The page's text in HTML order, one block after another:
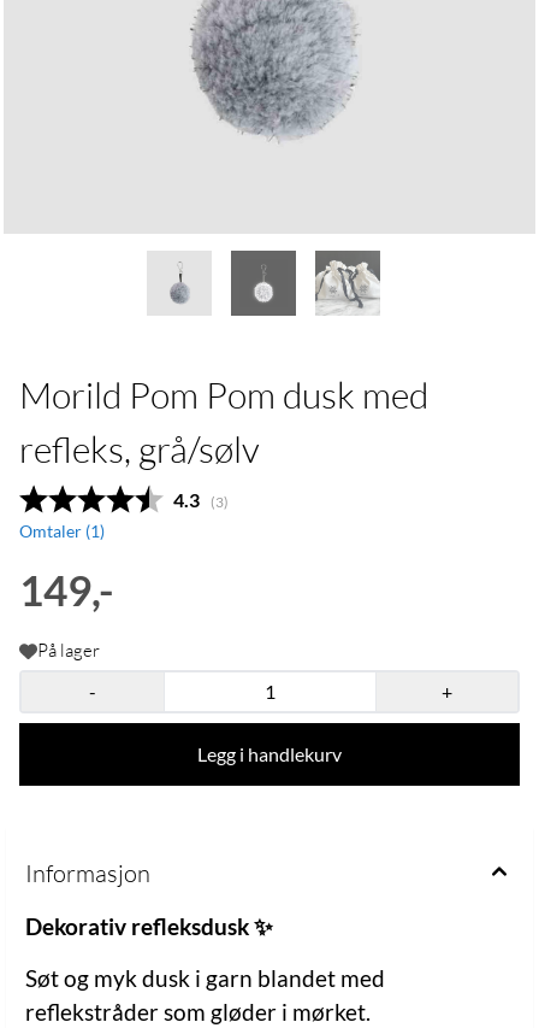
Morild Pom Pom dusk med
refleks, grå/sølv
Gjennomsnittskarakter:
4.3 (stemmer:
3)
Omtaler (1)
149,-
På lager
-
+
Legg i handlekurv
Informasjon
Dekorativ refleksdusk ✨
Søt og myk dusk i garn blandet med
reflekstråder som gløder i mørket.